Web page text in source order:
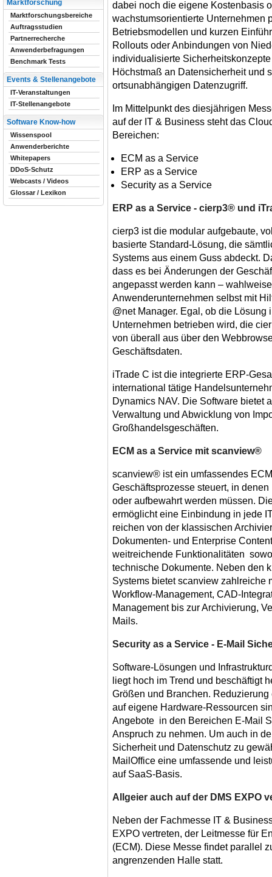
dabei noch die eigene Kostenbasis
wachstumsorientierte Unternehmen
Betriebsmodellen und kurzen
Rollouts oder Anbindungen von
individualisierte
Höchstmaß an Datensicherheit und
ortsunabhängigen Datenzugriff.
Im Mittelpunkt des diesjährigen
auf der IT & Business steht das
Bereichen:
ECM as a Service
ERP as a Service
Security as a Service
ERP as a Service - cierp3® und
cierp3 ist die modular aufgebaute,
basierte Standard-Lösung, die
Systems aus einem Guss abdeckt.
dass es bei Änderungen der
angepasst werden kann –
Anwenderunternehmen selbst mit
@net Manager. Egal, ob die
Unternehmen betrieben wird, die
von überall aus über den
Geschäftsdaten.
iTrade C ist die integrierte ERP-
international tätige
Dynamics NAV. Die Software bietet
Verwaltung und Abwicklung von
Großhandelsgeschäften.
ECM as a Service mit scanview®
scanview® ist ein umfassendes
Geschäftsprozesse steuert, in
oder aufbewahrt werden müssen.
ermöglicht eine Einbindung in jede
reichen von der klassischen
Dokumenten- und Enterprise
weitreichende Funktionalitäten
technische Dokumente. Neben den
Systems bietet scanview zahlreiche
Workflow-Management, CAD-
Management bis zur Archivierung,
Mails.
Security as a Service - E-Mail
Software-Lösungen und
liegt hoch im Trend und beschäftigt
Größen und Branchen.
auf eigene Hardware-Ressourcen
Angebote in den Bereichen E-Mail
Anspruch zu nehmen. Um auch in
Sicherheit und Datenschutz zu
MailOffice eine umfassende und
auf SaaS-Basis.
Allgeier auch auf der DMS EXPO
Neben der Fachmesse IT &
EXPO vertreten, der Leitmesse für
(ECM). Diese Messe findet parallel
angrenzenden Halle statt.
Marktforschung
Marktforschungsbereiche
Auftragsstudien
Partnerrecherche
Anwenderbefragungen
Benchmark Tests
Events & Stellenangebote
IT-Veranstaltungen
IT-Stellenangebote
Software Know-how
Wissenspool
Anwenderberichte
Whitepapers
DDoS-Schutz
Webcasts / Videos
Glossar / Lexikon